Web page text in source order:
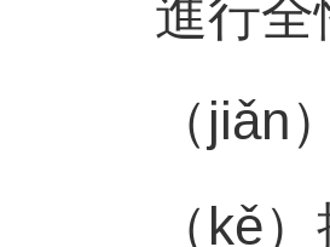
進行
（
（kě